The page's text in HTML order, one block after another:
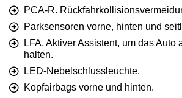
PCA-R.
Parksensoren vorne, hinten und
LFA. Aktiver Assistent, um das Auto
halten.
LED-Nebelschlussleuchte.
Kopfairbags vorne und hinten.